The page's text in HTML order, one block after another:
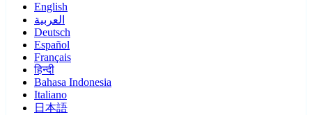
English
العربية
Deutsch
Español
Français
हिन्दी
Bahasa Indonesia
Italiano
日本語